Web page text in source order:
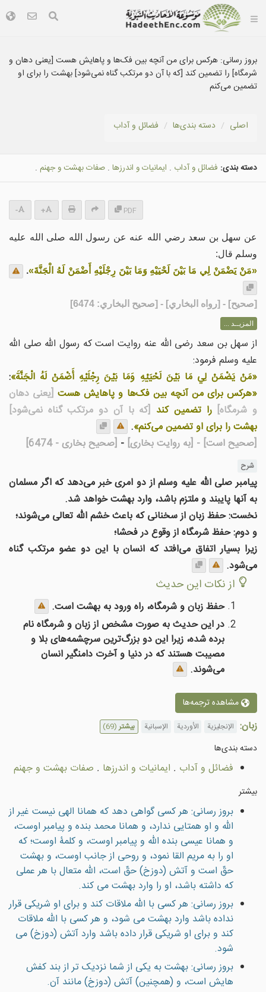
بروز رسانی: هرکس برای من آنچه بین فک‌ها و پاهایش هست [یعنی دهان و
شرمگاه] را تضمین کند [که با آن دو مرتکب گناه نمی‌شود] بهشت را برای او
تضمین می‌کنم
اصلی دسته بندى‌ها فضائل و آداب
دسته بندی: فضائل و آداب . ایمانیات و اندرزها . صفات بهشت و جهنم .
PDF
+
-
عن سهل بن سعد رضي الله عنه عن رسول الله صلى الله عليه
وسلم قال:
«مَنْ يَضْمَنْ لِي مَا بَيْنَ لَحْيَيْهِ وَمَا بَيْنَ رِجْلَيْهِ أَضْمَنْ لَهُ الْجَنَّةَ».
[صحيح] - [رواه البخاري] - [صحيح البخاري: 6474]
المزيــد ...
از سهل بن سعد رضی الله عنه روایت است که رسول الله صلی الله
علیه وسلم فرمود:
«مَنْ يَضْمَنْ لِي مَا بَيْنَ لَحْيَيْهِ وَمَا بَيْنَ رِجْلَيْهِ أَضْمَنْ لَهُ الْجَنَّةَ»:
«هرکس برای من آنچه بین فک‌ها و پاهایش هست [یعنی دهان
و شرمگاه] را تضمین کند [که با آن دو مرتکب گناه نمی‌شود]
بهشت را برای او تضمین می‌کنم».
[صحیح است] - [به روایت بخاری] - [صحیح بخاری - 6474]
شرح
پیامبر صلی الله علیه وسلم از دو امری خبر می‌دهد که اگر مسلمان
به آنها پایبند و ملتزم باشد، وارد بهشت خواهد شد.
نخست: حفظ زبان از سخنانی که باعث خشم الله تعالی می‌شوند؛
و دوم: حفظ شرمگاه از وقوع در فحشا؛
زیرا بسیار اتفاق می‌افتد که انسان با این دو عضو مرتکب گناه
می‌شود.
از نکات این حدیث
حفظ زبان و شرمگاه، راه ورود به بهشت است.
در این حدیث به صورت مشخص از زبان و شرمگاه نام
برده شده، زیرا این دو بزرگ‌ترین سرچشمه‌های بلا و
مصیبت هستند که در دنیا و آخرت دامنگیر انسان
می‌شوند.
مشاهده ترجمه‌ها
زبان: الإنجليزية الأوردية الإسبانية بیشتر(69)
دسته بندى‌ها
فضائل و آداب . ایمانیات و اندرزها . صفات بهشت و جهنم
بیشتر
بروز رسانی: هر كسى گواهی دهد كه همانا الهى نيست غير از
الله و او همتايى ندارد، و همانا محمد بنده و پيامبر اوست،
و همانا عيسى بنده الله و پيامبر اوست، و کلمۀ اوست؛ که
او را به مریم القا نمود، و روحی از جانب اوست، و بهشت
حقّ است و آتش (دوزخ) حقّ است، الله متعال با هر عملی
که داشته باشد، او را وارد بهشت می کند.
بروز رسانی: هر كسى با الله ملاقات كند و براى او شريكى قرار
نداده باشد وارد بهشت مى شود، و هر كسى با الله ملاقات
كند و براى او شريكى قرار داده باشد وارد آتش (دوزخ) مى
شود.
بروز رسانی: بهشت به يكى از شما نزديک تر از بند كفش
هايش است، و (همچنين) آتش (دوزخ) مانند آن.